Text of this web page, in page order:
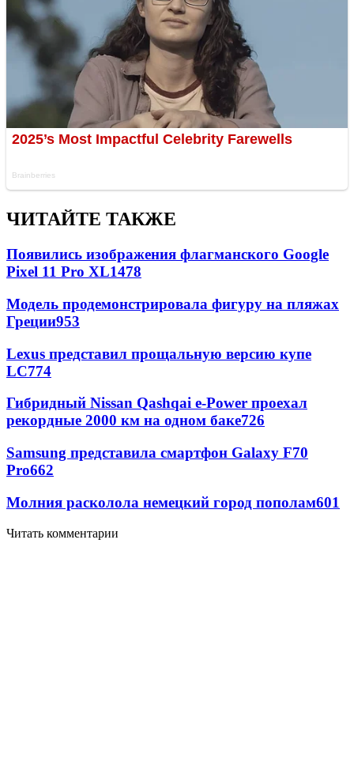
ЧИТАЙТЕ ТАКЖЕ
Появились изображения флагманского Google
Pixel 11 Pro XL1478
Модель продемонстрировала фигуру на пляжах
Греции953
Lexus представил прощальную версию купе
LC774
Гибридный Nissan Qashqai e-Power проехал
рекордные 2000 км на одном баке726
Samsung представила смартфон Galaxy F70
Pro662
Молния расколола немецкий город пополам601
Читать комментарии